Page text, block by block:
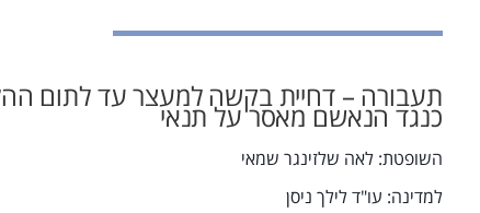
תעבורה – דחיית בקשה למעצר עד לתום
כנגד הנאשם מאסר על תנאי
השופטת: לאה שלזינגר שמאי
למדינה: עו"ד לילך ניסן